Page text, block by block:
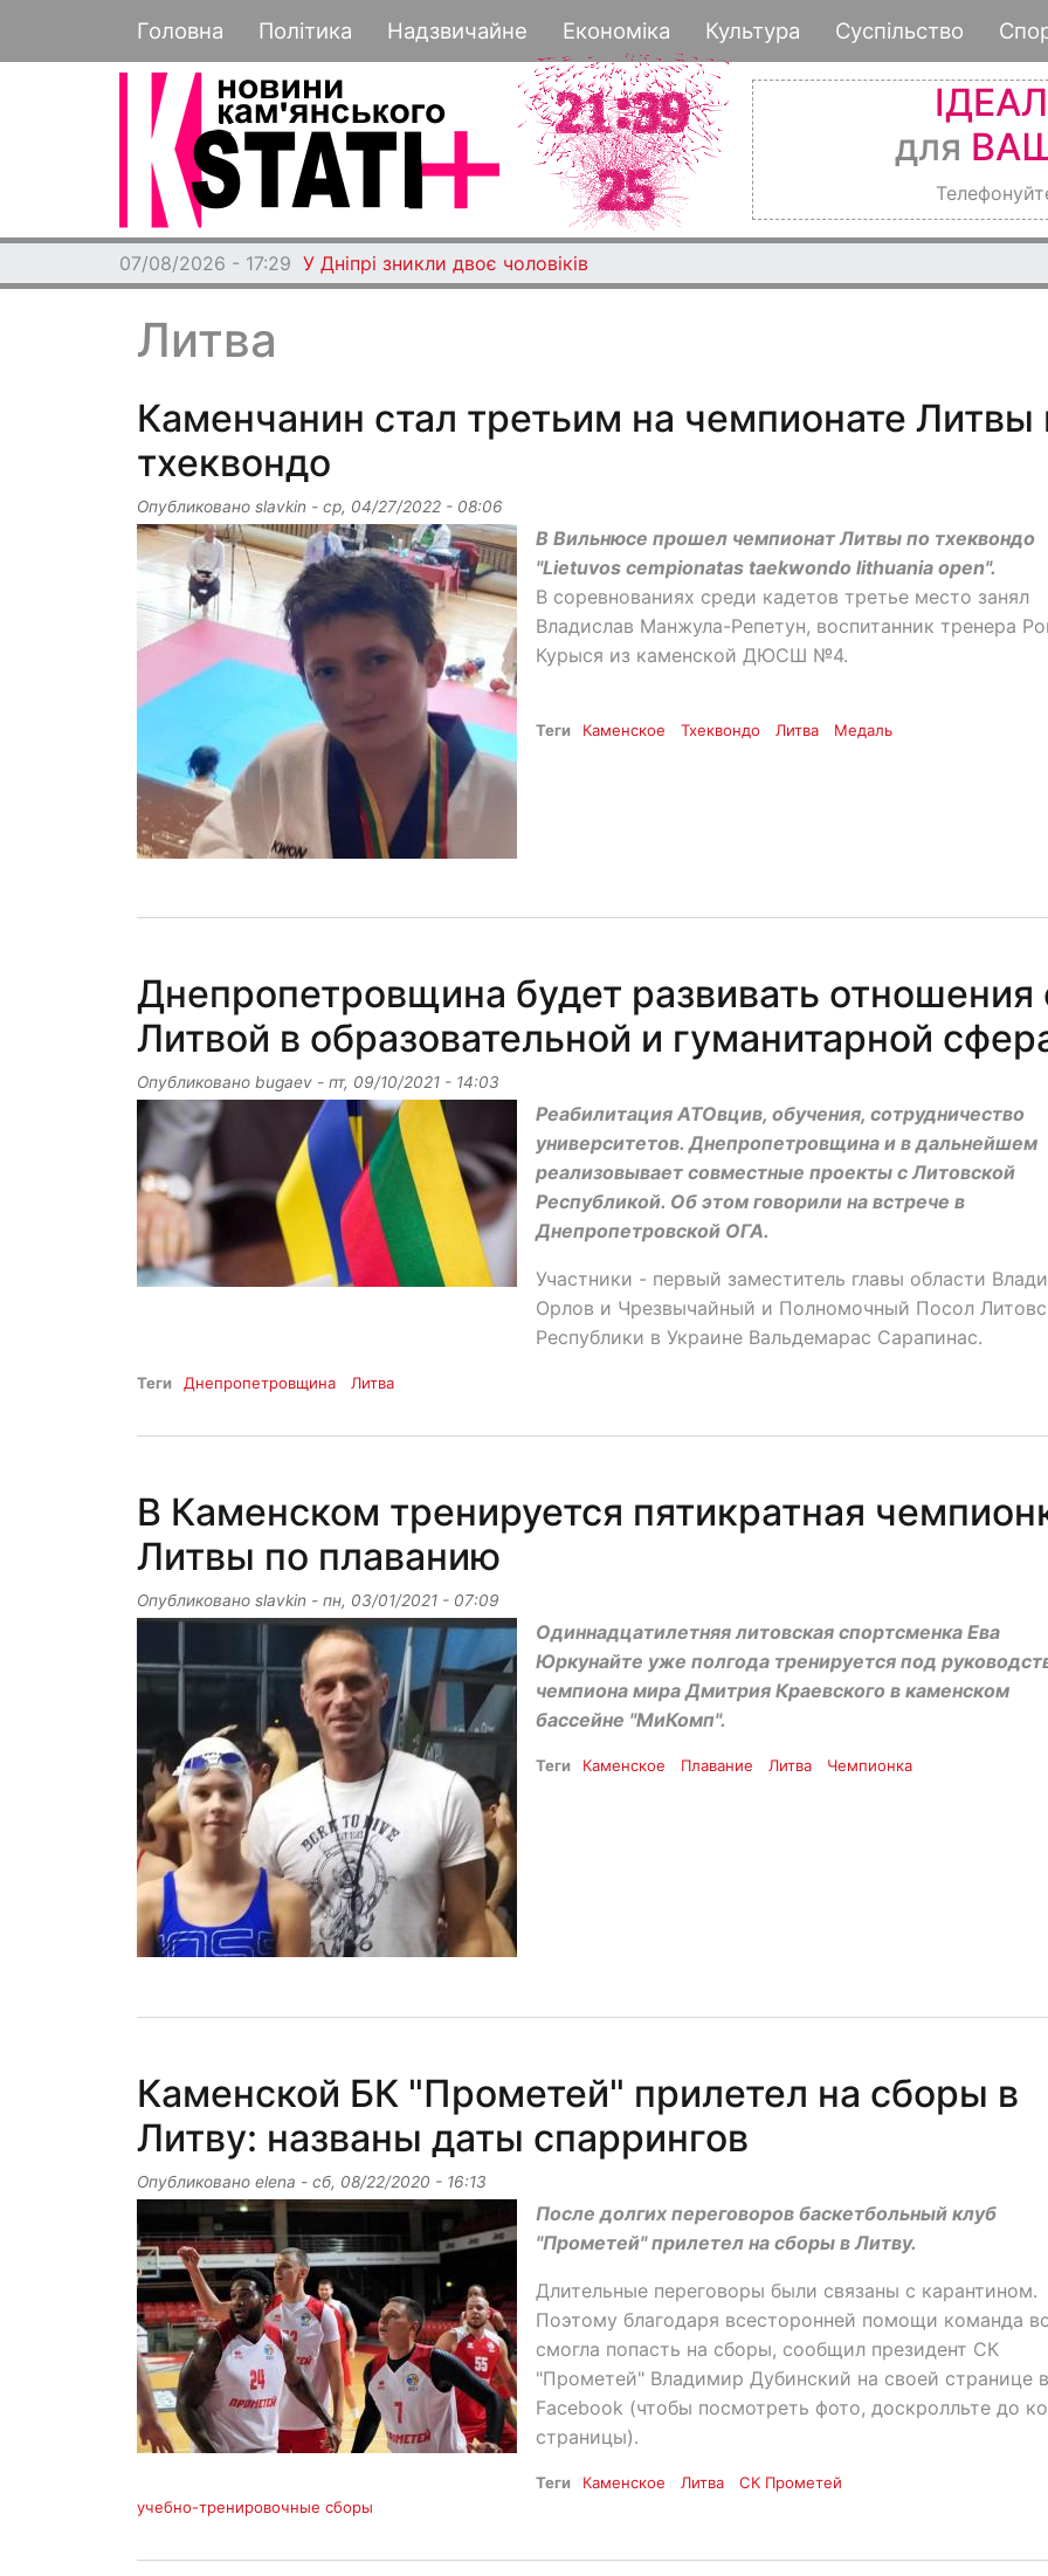
к
основному
Основная навигация
Головна Політика Надзвичайне Економіка Культура Суспільство
для
07/08/2026 - 17:29 У Дніпрі зникли двоє чоловіків
Литва
Каменчанин стал третьим на чемпионате Литвы
тхеквондо
Опубликовано slavkin - ср, 04/27/2022 - 08:06
В Вильнюсе прошел чемпионат Литвы по тхеквондо
"Lietuvos cempionatas taekwondo lithuania open".
В соревнованиях среди кадетов третье место занял
Владислав Манжула-Репетун, воспитанник тренера
Курыся из каменской ДЮСШ №4.
Теги Каменское Тхеквондо Литва Медаль
Днепропетровщина будет развивать отношения
Литвой в образовательной и гуманитарной
Опубликовано bugaev - пт, 09/10/2021 - 14:03
Реабилитация АТОвцив, обучения, сотрудничество
университетов. Днепропетровщина и в дальнейшем
реализовывает совместные проекты с Литовской
Республикой. Об этом говорили на встрече в
Днепропетровской ОГА.
Участники - первый заместитель главы области
Орлов и Чрезвычайный и Полномочный Посол
Республики в Украине Вальдемарас Сарапинас.
Теги Днепропетровщина Литва
В Каменском тренируется пятикратная
Литвы по плаванию
Опубликовано slavkin - пн, 03/01/2021 - 07:09
Одиннадцатилетняя литовская спортсменка Ева
Юркунайте уже полгода тренируется под
чемпиона мира Дмитрия Краевского в каменском
бассейне "МиКомп".
Теги Каменское Плавание Литва Чемпионка
Каменской БК "Прометей" прилетел на сборы в
Литву: названы даты спаррингов
Опубликовано elena - сб, 08/22/2020 - 16:13
После долгих переговоров баскетбольный клуб
"Прометей" прилетел на сборы в Литву.
Длительные переговоры были связаны с карантином.
Поэтому благодаря всесторонней помощи команда
смогла попасть на сборы, сообщил президент СК
"Прометей" Владимир Дубинский на своей странице в
Facebook (чтобы посмотреть фото, доскролльте до
страницы).
Теги Каменское Литва
СК Прометей
учебно-тренировочные сборы